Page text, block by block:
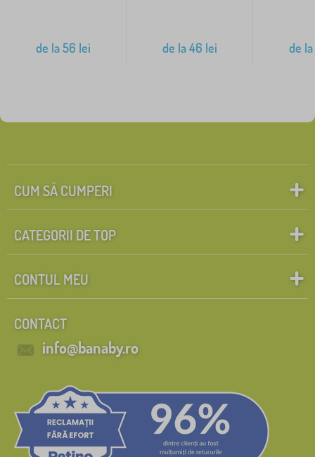
de la56 lei de la46 lei de la
CUM SĂ CUMPERI
CATEGORII DE TOP
CONTUL MEU
CONTACT
info@banaby.ro